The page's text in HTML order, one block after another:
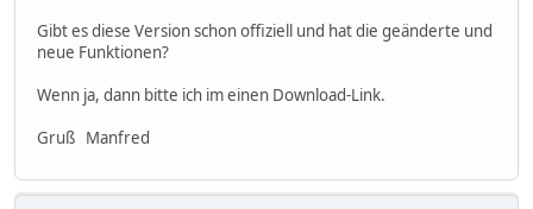
Gibt es diese Version schon offiziell und hat die geänderte und
neue Funktionen?
Wenn ja, dann bitte ich im einen Download-Link.
Gruß Manfred